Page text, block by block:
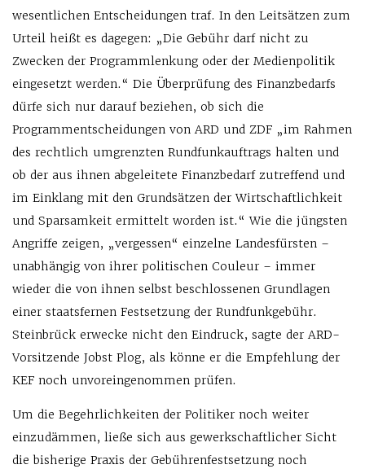
wesentlichen Entscheidungen traf. In den Leitsätzen zum
Urteil heißt es dagegen: „Die Gebühr darf nicht zu
Zwecken der Programmlenkung oder der Medienpolitik
eingesetzt werden.“ Die Überprüfung des Finanzbedarfs
dürfe sich nur darauf beziehen, ob sich die
Programmentscheidungen von ARD und ZDF „im Rahmen
des rechtlich umgrenzten Rundfunkauftrags halten und
ob der aus ihnen abgeleitete Finanzbedarf zutreffend und
im Einklang mit den Grundsätzen der Wirtschaftlichkeit
und Sparsamkeit ermittelt worden ist.“ Wie die jüngsten
Angriffe zeigen, „vergessen“ einzelne Landesfürsten –
unabhängig von ihrer politischen Couleur – immer
wieder die von ihnen selbst beschlossenen Grundlagen
einer staatsfernen Festsetzung der Rundfunkgebühr.
Steinbrück erwecke nicht den Eindruck, sagte der ARD-
Vorsitzende Jobst Plog, als könne er die Empfehlung der
KEF noch unvoreingenommen prüfen.
Um die Begehrlichkeiten der Politiker noch weiter
einzudämmen, ließe sich aus gewerkschaftlicher Sicht
die bisherige Praxis der Gebührenfestsetzung noch